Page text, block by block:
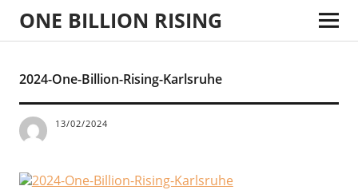
ONE BILLION RISING
2024-One-Billion-Rising-Karlsruhe
13/02/2024